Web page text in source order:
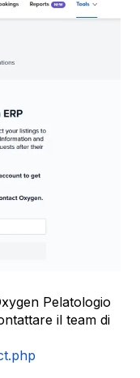
Pelatologio
il team di